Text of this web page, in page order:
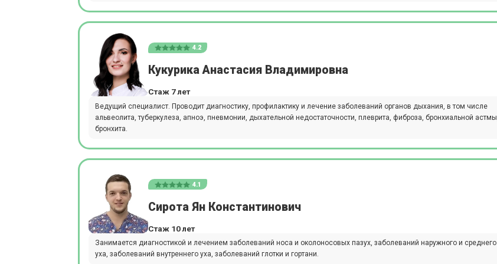
4.2
Кукурика Анастасия Владимировна
Стаж 7 лет
Ведущий специалист. Проводит диагностику, профилактику и лечение заболеваний органов дыхания, в том числе
альвеолита, туберкулеза, апноэ, пневмонии, дыхательной недостаточности, плеврита, фиброза, бронхиальной астмы,
бронхита.
4.1
Сирота Ян Константинович
Стаж 10 лет
Занимается диагностикой и лечением заболеваний носа и околоносовых пазух, заболеваний наружного и среднего
уха, заболеваний внутреннего уха, заболеваний глотки и гортани.